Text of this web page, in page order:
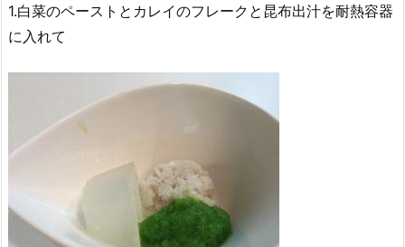
1.白菜のペーストとカレイのフレークと昆布出汁を耐熱容器
に入れて